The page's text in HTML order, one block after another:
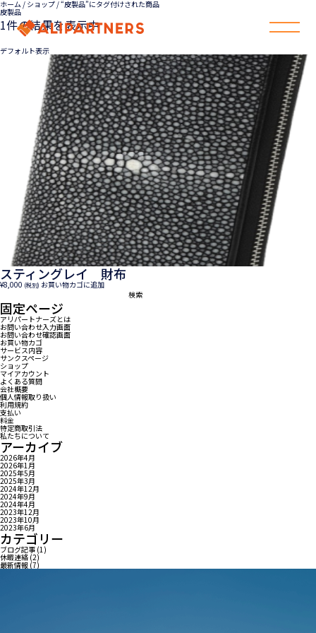
ホーム / ショップ / “皮製品”にタグ付けされた商品
皮製品
1件の結果を表示中
スティングレイ 財布
¥8,000 (税別) お買い物カゴに追加
固定ページ
アリパートナーズとは
お問い合わせ入力画面
お問い合わせ確認画面
お買い物カゴ
サービス内容
サンクスページ
ショップ
マイアカウント
よくある質問
会社概要
個人情報取り扱い
利用規約
支払い
料金
特定商取引法
私たちについて
アーカイブ
2026年4月
2026年1月
2025年5月
2025年3月
2024年12月
2024年9月
2024年4月
2023年12月
2023年10月
2023年6月
カテゴリー
ブログ記事 (1)
休暇連絡 (2)
最新情報 (7)